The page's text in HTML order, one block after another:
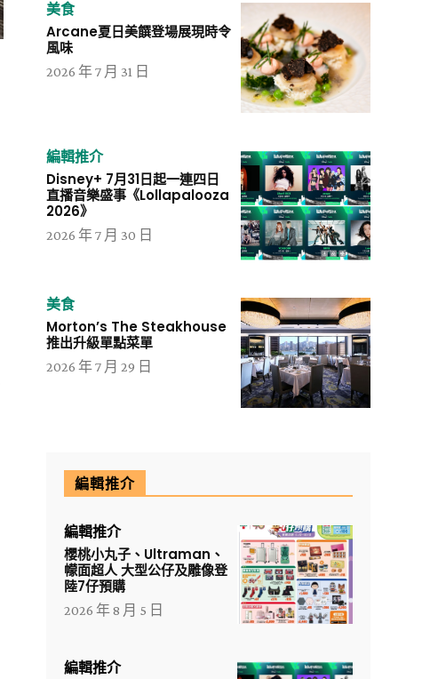
美食
Arcane夏日美饌登場展現時令
風味
2026 年 7 月 31 日
編輯推介
Disney+ 7月31日起一連四日
直播音樂盛事《Lollapalooza
2026》
2026 年 7 月 30 日
美食
Morton’s The Steakhouse
推出升級單點菜單
2026 年 7 月 29 日
編輯推介
編輯推介
櫻桃小丸子、Ultraman、
幪面超人 大型公仔及雕像登
陸7仔預購
2026 年 8 月 5 日
編輯推介